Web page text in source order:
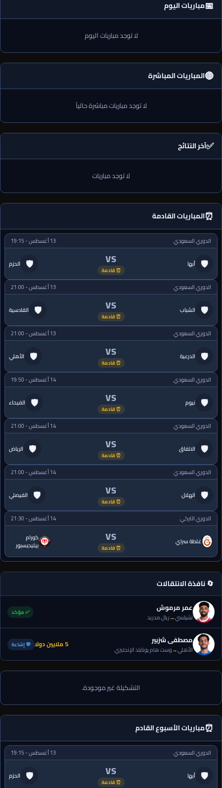
📅مباريات اليوم
لا توجد مباريات اليوم
🔴المباريات المباشرة
لا توجد مباريات مباشرة حالياً
✅آخر النتائج
لا توجد مباريات
⏰المباريات القادمة
الدوري السعودي 13 أغسطس - 19:15
🛡 أبها VS
⏰ قادمة
الحزم 🛡
الدوري السعودي 13 أغسطس - 21:00
🛡 الشباب VS
⏰ قادمة
القادسية 🛡
الدوري السعودي 13 أغسطس - 21:00
🛡 الدرعية VS
⏰ قادمة
الأهلي 🛡
الدوري السعودي 14 أغسطس - 19:50
🛡 نيوم VS
⏰ قادمة
الفيحاء 🛡
الدوري السعودي 14 أغسطس - 21:00
🛡 الاتفاق VS
⏰ قادمة
الرياض 🛡
الدوري السعودي 14 أغسطس - 21:00
🛡 الهلال VS
⏰ قادمة
الفيصلي 🛡
الدوري التركي 14 أغسطس - 21:30
غلطة سراي VS
⏰ قادمة
كورام
بيليديسبور
🔄 نافذة الانتقالات
عمر مرموش
تشيلسي→ريال مدريد
✅ مؤكد
مصطفى شزبير
الأهلي→وست هام يونايتد الإنجليزي 5 ملايين دولا 💬 إشاعة
التشكيلة غير موجودة.
⏰مباريات الأسبوع القادم
الدوري السعودي 13 أغسطس - 19:15
🛡 أبها VS
⏰ قادمة
الحزم 🛡